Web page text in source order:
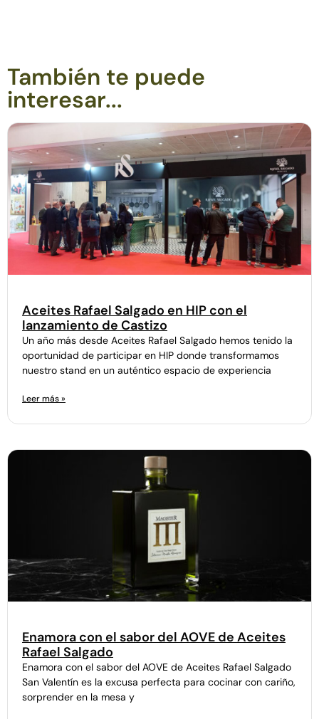
También te puede
interesar...
Aceites Rafael Salgado en HIP con el
lanzamiento de Castizo
Un año más desde Aceites Rafael Salgado hemos tenido la
oportunidad de participar en HIP donde transformamos
nuestro stand en un auténtico espacio de experiencia
Leer más »
Enamora con el sabor del AOVE de Aceites
Rafael Salgado
Enamora con el sabor del AOVE de Aceites Rafael Salgado
San Valentín es la excusa perfecta para cocinar con cariño,
sorprender en la mesa y